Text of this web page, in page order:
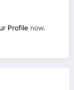
Profile now.